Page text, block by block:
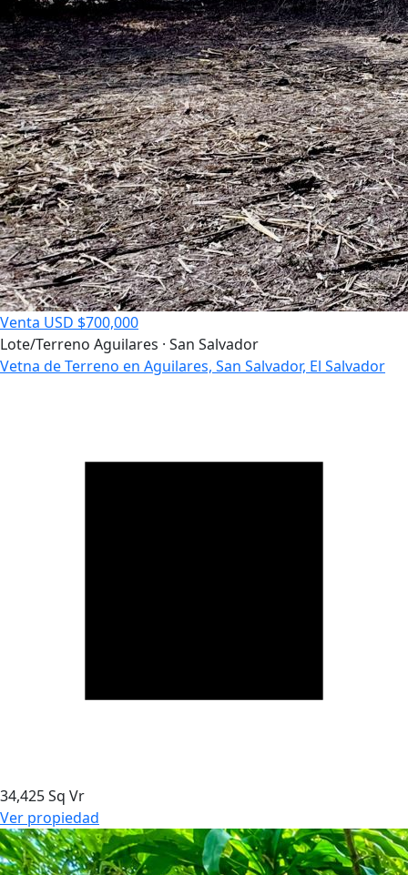
Venta USD $700,000
Lote/Terreno Aguilares · San Salvador
Vetna de Terreno en Aguilares, San Salvador, El Salvador
34,425 Sq Vr
Ver propiedad